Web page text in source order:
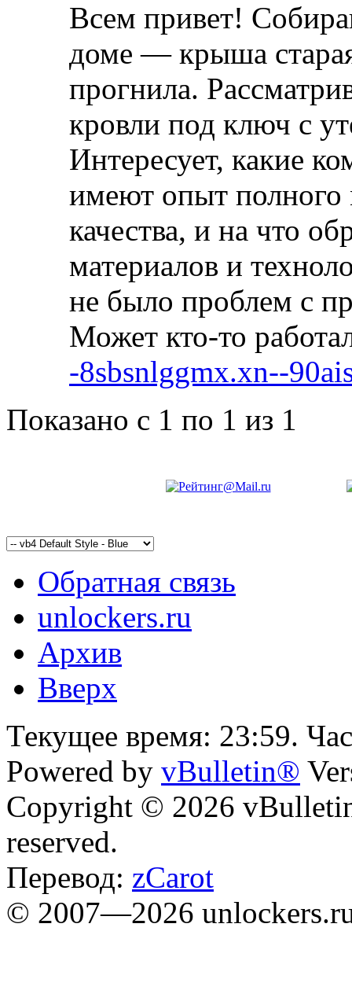
Всем привет!
доме — крыша
прогнила.
кровли под ключ с
Интересует, какие
имеют опыт полного
качества, и на что
материалов и
не было проблем с
Может кто-то
-8sbsnlggmx.xn--
Показано с 1 по 1 из 1
Обратная связь
unlockers.ru
Архив
Вверх
Текущее время: 23:59.
Powered by vBulletin®
Copyright © 2026
reserved.
Перевод: zCarot
© 2007—2026